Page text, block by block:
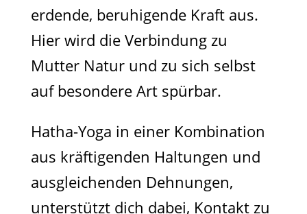
erdende, beruhigende Kraft aus.
Hier wird die Verbindung zu
Mutter Natur und zu sich selbst
auf besondere Art spürbar.
Hatha-Yoga in einer Kombination
aus kräftigenden Haltungen und
ausgleichenden Dehnungen,
unterstützt dich dabei, Kontakt zu